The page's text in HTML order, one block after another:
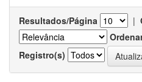
Resultados/Página |
Registro(s)